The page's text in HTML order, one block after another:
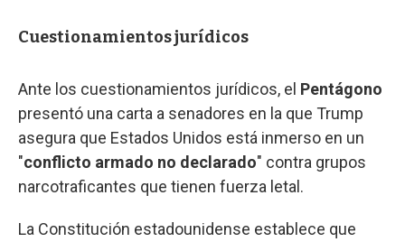
Cuestionamientos jurídicos
Ante los cuestionamientos jurídicos, el Pentágono
presentó una carta a senadores en la que Trump
asegura que Estados Unidos está inmerso en un
"conflicto armado no declarado" contra grupos
narcotraficantes que tienen fuerza letal.
La Constitución estadounidense establece que